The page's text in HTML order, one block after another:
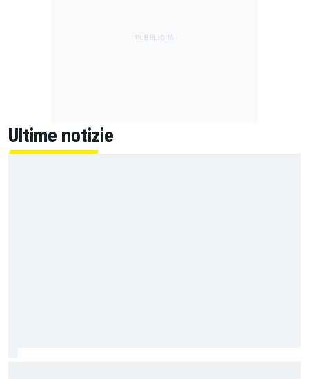
Ultime notizie